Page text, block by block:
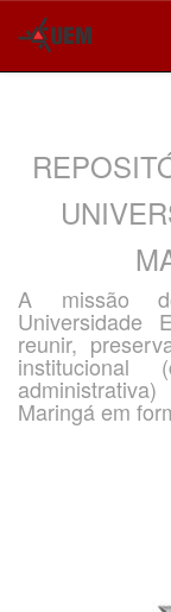
A missão
Universidade
reunir,
institucional
Maringá em